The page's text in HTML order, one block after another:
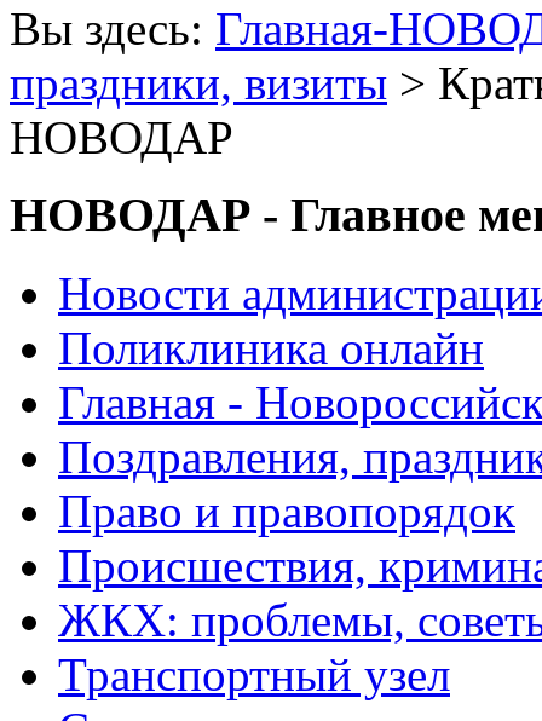
Вы здесь: Главная-
праздники, визиты >
НОВОДАР
НОВОДАР - Главное
Новости
Поликлиника онлайн
Главная -
Поздравления,
Право и правопорядок
Происшествия,
ЖКХ: проблемы,
Транспортный узел